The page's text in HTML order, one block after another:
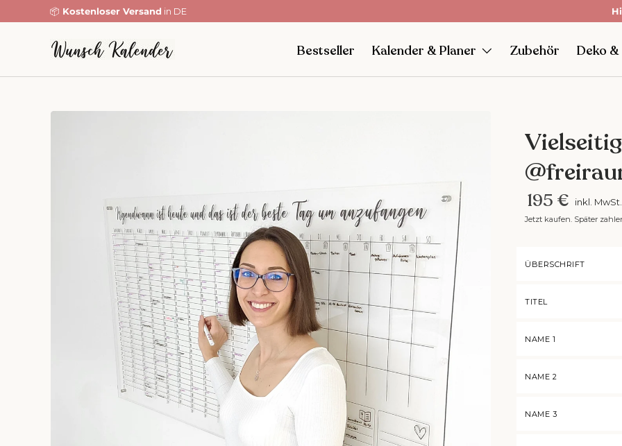
📦 Kostenloser Versand in DE
Bestseller Kalender & Planer Zubehör Deko &
195 € inkl. MwSt.
Jetzt kaufen. Später
ÜBERSCHRIFT
TITEL
NAME 1
NAME 2
NAME 3